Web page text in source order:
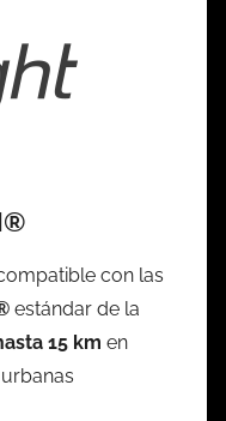
con las
estándar de la
15 km en